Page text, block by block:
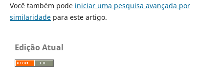
Você também pode iniciar uma pesquisa avançada por
similaridadepara este artigo.
Edição Atual